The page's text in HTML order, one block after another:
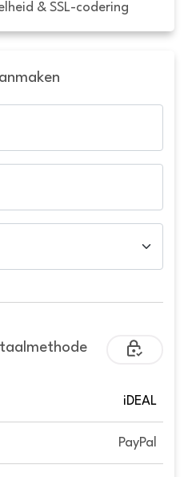
& SSL-codering
iDEAL
PayPal